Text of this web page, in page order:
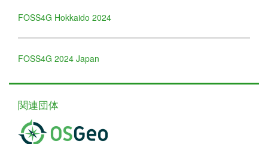
FOSS4G Hokkaido 2024
FOSS4G 2024 Japan
関連団体